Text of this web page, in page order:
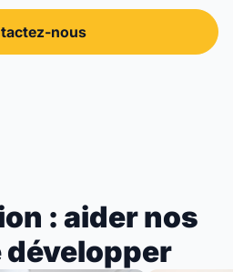
nous
: aider nos
développer